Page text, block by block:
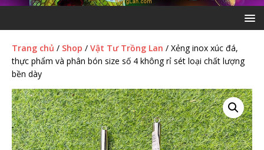
Trang chủ / Shop / Vật Tư Trồng Lan / Xẻng inox xúc đá,
thực phẩm và phân bón size số 4 không rỉ sét loại chất lượng
bền dày